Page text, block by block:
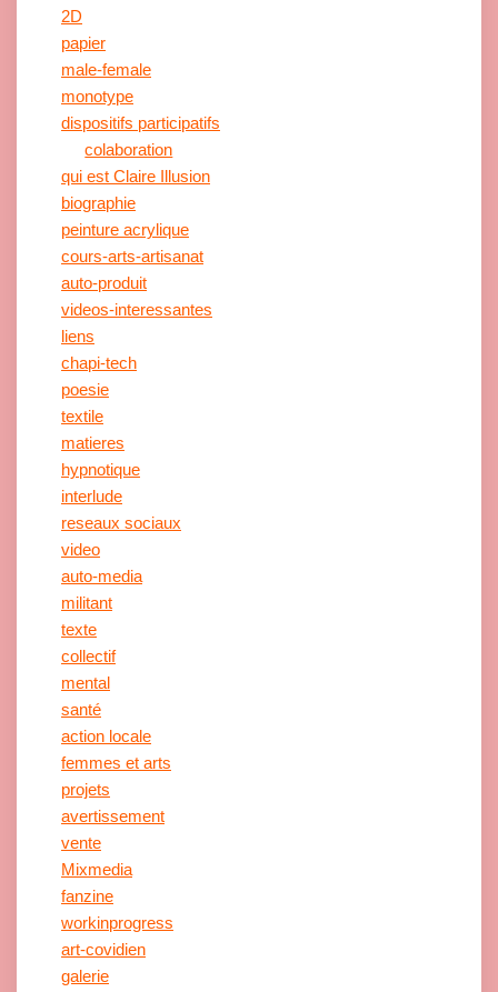
2D
papier
male-female
monotype
dispositifs participatifs
colaboration
qui est Claire Illusion
biographie
peinture acrylique
cours-arts-artisanat
auto-produit
videos-interessantes
liens
chapi-tech
poesie
textile
matieres
hypnotique
interlude
reseaux sociaux
video
auto-media
militant
texte
collectif
mental
santé
action locale
femmes et arts
projets
avertissement
vente
Mixmedia
fanzine
workinprogress
art-covidien
galerie